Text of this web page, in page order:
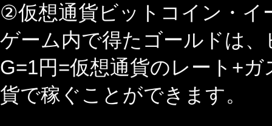
②仮想通貨ビットコイン・イ
ゲーム内で得たゴールドは
G=1円=仮想通貨のレート+
貨で稼ぐことができます。